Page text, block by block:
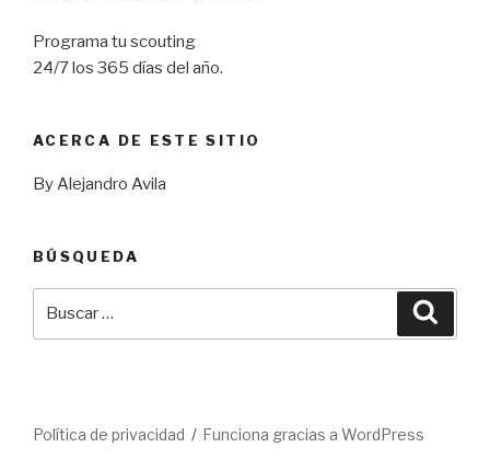
Programa tu scouting
24/7 los 365 días del año.
ACERCA DE ESTE SITIO
By Alejandro Avila
BÚSQUEDA
Política de privacidad Funciona gracias a WordPress